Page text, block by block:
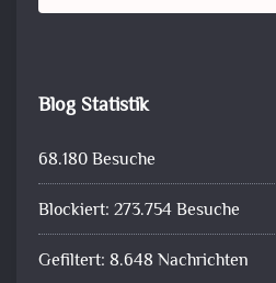
Blog Statistik
68.180 Besuche
Blockiert: 273.754 Besuche
Gefiltert: 8.648 Nachrichten